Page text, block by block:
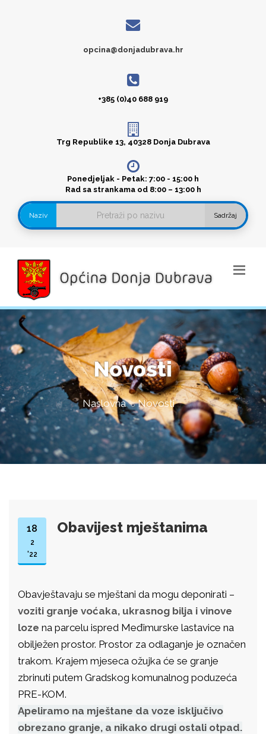
opcina@donjadubrava.hr
+385 (0)40 688 919
Trg Republike 13, 40328 Donja Dubrava
Ponedjeljak - Petak: 7:00 - 15:00 h
Rad sa strankama od 8:00 – 13:00 h
Naziv Sadržaj
Novosti
Naslovna Novosti
18
2
'22
Obavijest mještanima
Obavještavaju se mještani da mogu deponirati –
voziti granje voćaka, ukrasnog bilja i vinove
loze na parcelu ispred Međimurske lastavice na
obilježen prostor. Prostor za odlaganje je označen
trakom. Krajem mjeseca ožujka će se granje
zbrinuti putem Gradskog komunalnog poduzeća
PRE-KOM.
Apeliramo na mještane da voze isključivo
obrezano granje, a nikako drugi ostali otpad.